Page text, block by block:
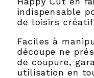
indispensable
de loisirs
Faciles à
découpe ne
de coupure,
utilisation en